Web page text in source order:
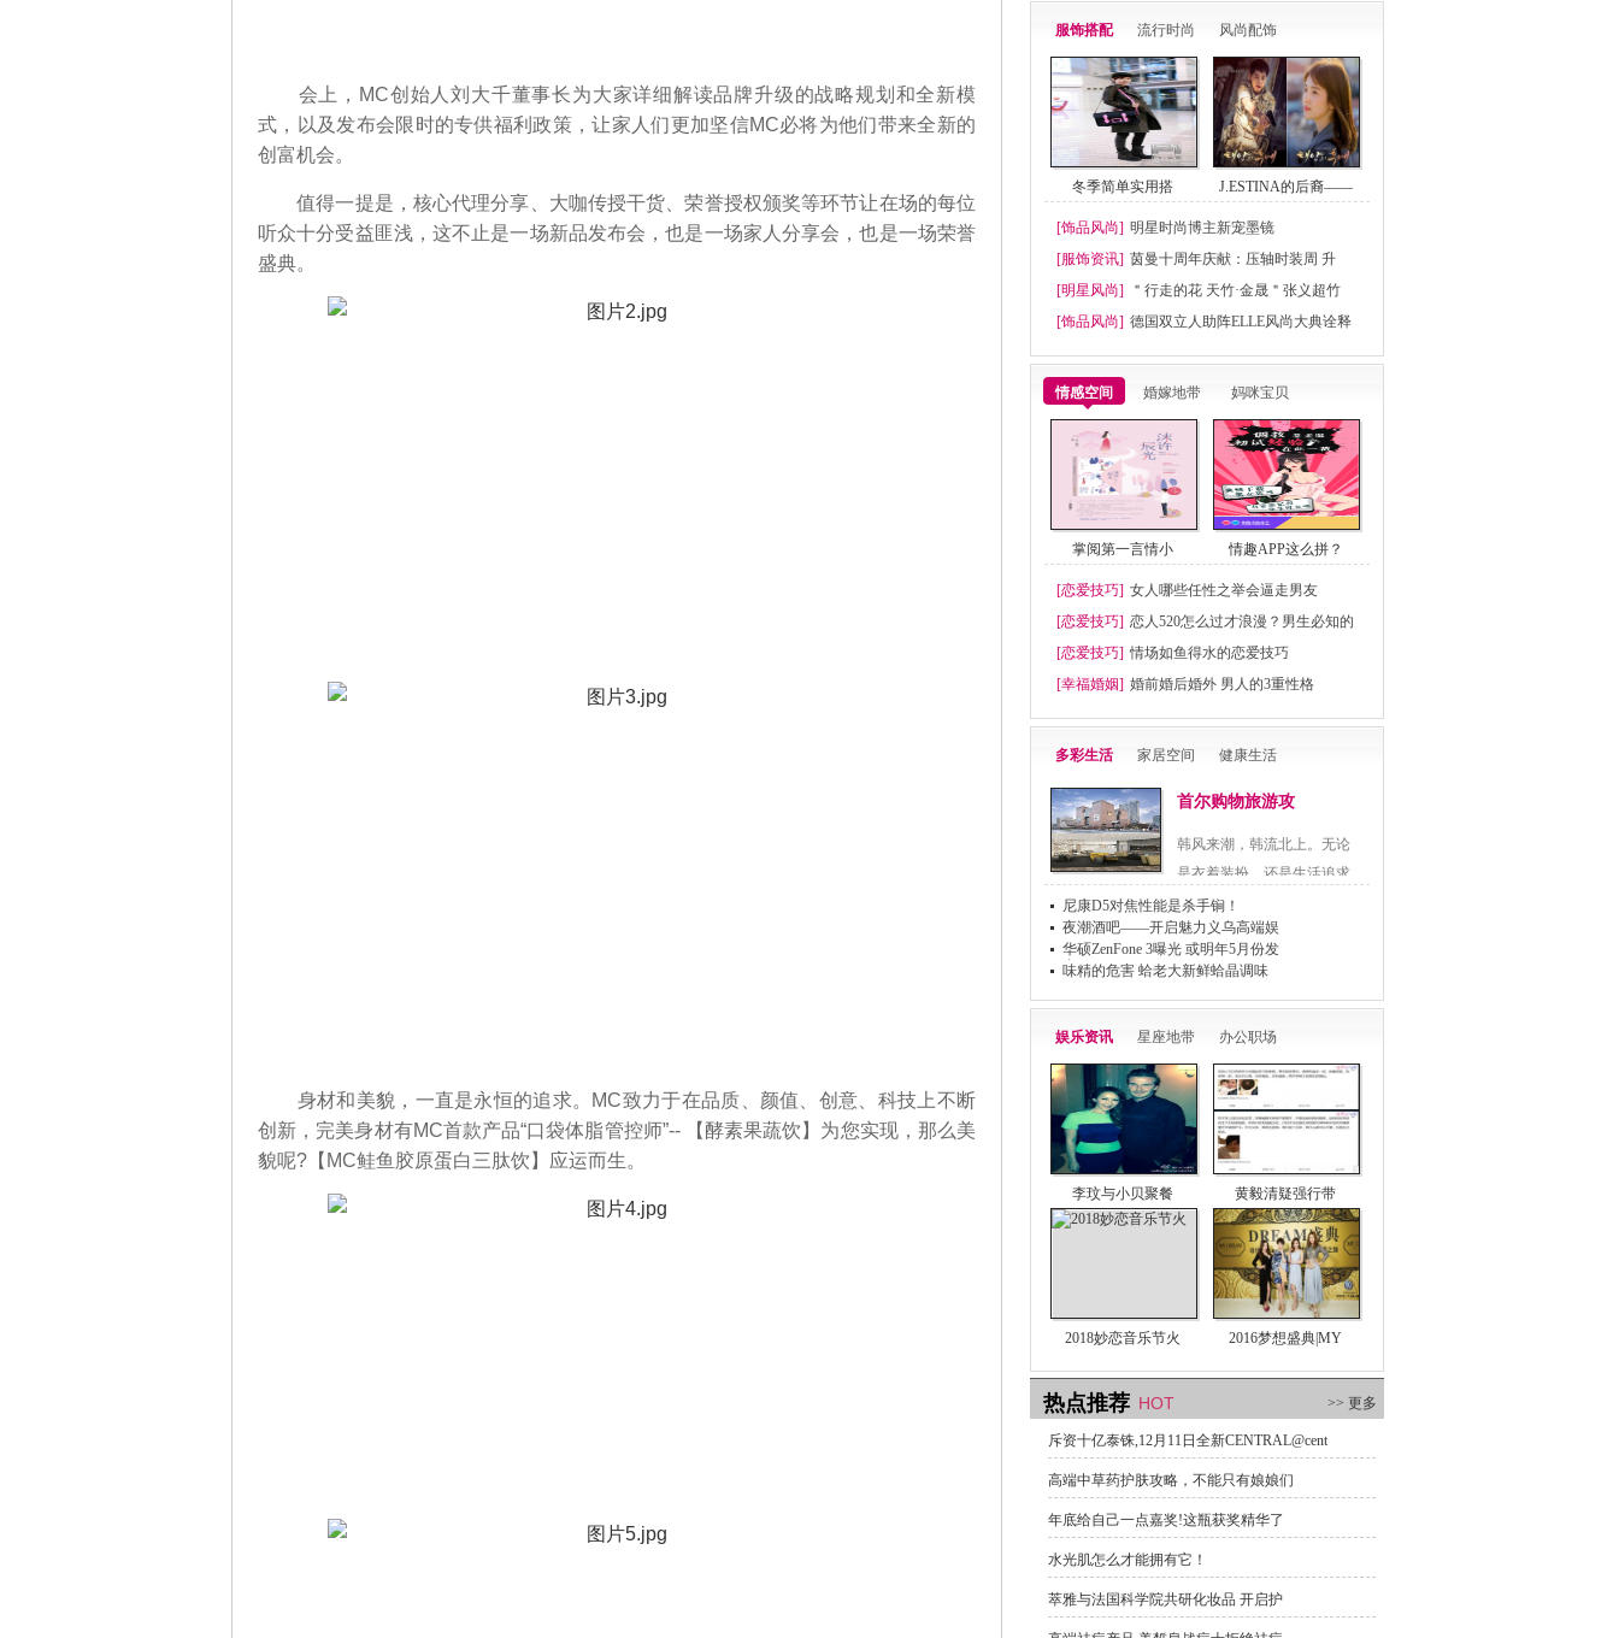
会上，MC创始人刘大千董事长为大家详细解读品牌升级的战略规划和全新模
式，以及发布会限时的专供福利政策，让家人们更加坚信MC必将为他们带来全新的
创富机会。
值得一提是，核心代理分享、大咖传授干货、荣誉授权颁奖等环节让在场的每位
听众十分受益匪浅，这不止是一场新品发布会，也是一场家人分享会，也是一场荣誉
盛典。
身材和美貌，一直是永恒的追求。MC致力于在品质、颜值、创意、科技上不断
创新，完美身材有MC首款产品“口袋体脂管控师”-- 【酵素果蔬饮】为您实现，那么美
貌呢?【MC鲑鱼胶原蛋白三肽饮】应运而生。
服饰搭配 流行时尚 风尚配饰
冬季简单实用搭 J.ESTINA的后裔——
[饰品风尚] 明星时尚博主新宠墨镜
[服饰资讯] 茵曼十周年庆献：压轴时装周 升
[明星风尚]
＂行走的花 天竹·金晟＂张义超竹
[饰品风尚] 德国双立人助阵ELLE风尚大典诠释
情感空间 婚嫁地带 妈咪宝贝
掌阅第一言情小 情趣APP这么拼？
[恋爱技巧] 女人哪些任性之举会逼走男友
[恋爱技巧] 恋人520怎么过才浪漫？男生必知的
[恋爱技巧] 情场如鱼得水的恋爱技巧
[幸福婚姻] 婚前婚后婚外 男人的3重性格
多彩生活 家居空间 健康生活
首尔购物旅游攻
韩风来潮，韩流北上。无论
是衣着装扮，还是生活追求
都..
尼康D5对焦性能是杀手锏！
夜潮酒吧——开启魅力义乌高端娱
华硕ZenFone 3曝光 或明年5月份发
布
味精的危害 蛤老大新鲜蛤晶调味
娱乐资讯 星座地带 办公职场
李玟与小贝聚餐 黄毅清疑强行带
2018妙恋音乐节火 2016梦想盛典|MY
热点推荐 HOT >> 更多
斥资十亿泰铢,12月11日全新CENTRAL@cent
高端中草药护肤攻略，不能只有娘娘们
年底给自己一点嘉奖!这瓶获奖精华了
水光肌怎么才能拥有它！
萃雅与法国科学院共研化妆品 开启护